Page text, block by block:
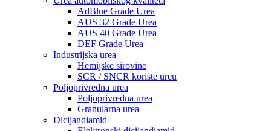
AdBlue Grade Urea
AUS 32 Grade Urea
AUS 40 Grade Urea
DEF Grade Urea
Industrijska urea
Hemijske sirovine
SCR / SNCR koriste ureu
Poljoprivredna urea
Poljoprivredna urea
Granularna urea
Dicijandiamid